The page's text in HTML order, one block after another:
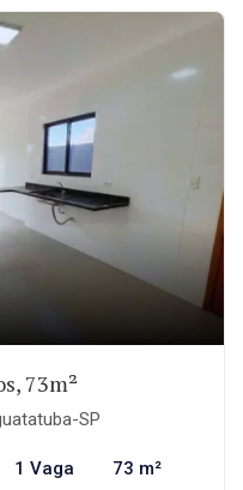
73m²
SP
1 Vaga 73 m²